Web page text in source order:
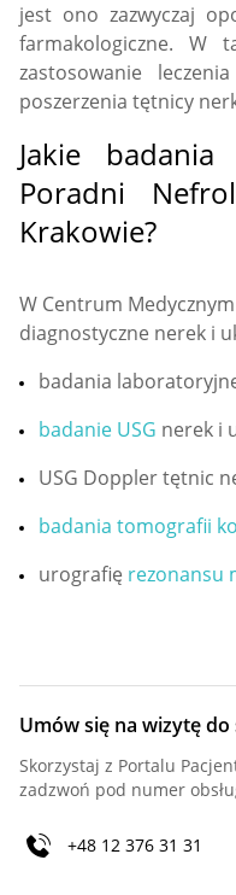
jest ono zazwyczaj
farmakologiczne. W
zastosowanie
poszerzenia tętnicy
Jakie
Poradni
Krakowie?
W Centrum
diagnostyczne nerek i
badania
badanie USG nerek i
USG Doppler tętnic
badania tomografii
urografię rezonansu
Umów się na wizytę
Skorzystaj z Portalu
zadzwoń pod numer
+48 12 376 31 31